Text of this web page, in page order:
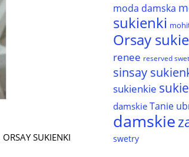
ORSAY SUKIENKI
moda damska
sukienki
Orsay
renee reserved
sinsay
sukienkie
damskie Tanie
damskie
swetry